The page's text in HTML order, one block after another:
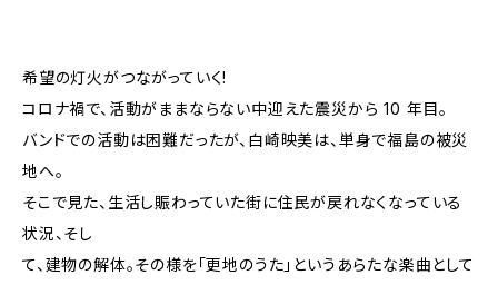
希望の灯火がつながっていく!
コロナ禍で、活動がままならない中迎えた震災から 10 年目。
バンドでの活動は困難だったが、白崎映美は、単身で福島の被災
地へ。
そこで見た、生活し賑わっていた街に住民が戻れなくなっている
状況、そし
て、建物の解体。その様を「更地のうた」というあらたな楽曲として